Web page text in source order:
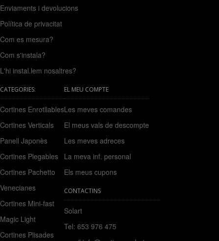
Enviaments i devolucions
Política de privacitat
Com es mesura?
Com s'instala?
L'hi instal.lem nosaltres?
CATEGORIES:
Cortines Enrotllables
Cortines Verticals
Panell Japonès
Cortines Plegables
Cortines Pachetto
Venecianes
Cortines Mini-fast
Magic Light
Cortines Plisades
EL MEU COMPTE
Les meves comandes
El meus vals de descompte
Les meves adreces
La meva inf. personal
Els meus cupons
CONTACTINS
Solart
Tel: 653 976 475